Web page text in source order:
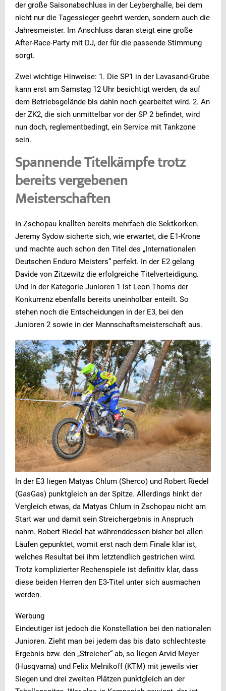
der große Saisonabschluss in der Leyberghalle, bei dem
nicht nur die Tagessieger geehrt werden, sondern auch die
Jahresmeister. Im Anschluss daran steigt eine große
After-Race-Party mit DJ, der für die passende Stimmung
sorgt.
Zwei wichtige Hinweise: 1. Die SP1 in der Lavasand-Grube
kann erst am Samstag 12 Uhr besichtigt werden, da auf
dem Betriebsgelände bis dahin noch gearbeitet wird. 2. An
der ZK2, die sich unmittelbar vor der SP 2 befindet, wird
nun doch, reglementbedingt, ein Service mit Tankzone
sein.
Spannende Titelkämpfe trotz
bereits vergebenen
Meisterschaften
In Zschopau knallten bereits mehrfach die Sektkorken.
Jeremy Sydow sicherte sich, wie erwartet, die E1-Krone
und machte auch schon den Titel des „Internationalen
Deutschen Enduro Meisters“ perfekt. In der E2 gelang
Davide von Zitzewitz die erfolgreiche Titelverteidigung.
Und in der Kategorie Junioren 1 ist Leon Thoms der
Konkurrenz ebenfalls bereits uneinholbar enteilt. So
stehen noch die Entscheidungen in der E3, bei den
Junioren 2 sowie in der Mannschaftsmeisterschaft aus.
In der E3 liegen Matyas Chlum (Sherco) und Robert Riedel
(GasGas) punktgleich an der Spitze. Allerdings hinkt der
Vergleich etwas, da Matyas Chlum in Zschopau nicht am
Start war und damit sein Streichergebnis in Anspruch
nahm. Robert Riedel hat währenddessen bisher bei allen
Läufen gepunktet, womit erst nach dem Finale klar ist,
welches Resultat bei ihm letztendlich gestrichen wird.
Trotz komplizierter Rechenspiele ist definitiv klar, dass
diese beiden Herren den E3-Titel unter sich ausmachen
werden.
Werbung
Eindeutiger ist jedoch die Konstellation bei den nationalen
Junioren. Zieht man bei jedem das bis dato schlechteste
Ergebnis bzw. den „Streicher“ ab, so liegen Arvid Meyer
(Husqvarna) und Felix Melnikoff (KTM) mit jeweils vier
Siegen und drei zweiten Plätzen punktgleich an der